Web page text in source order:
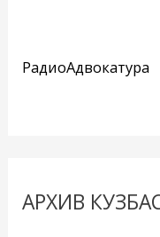
РадиоАдвокатура
АРХИВ